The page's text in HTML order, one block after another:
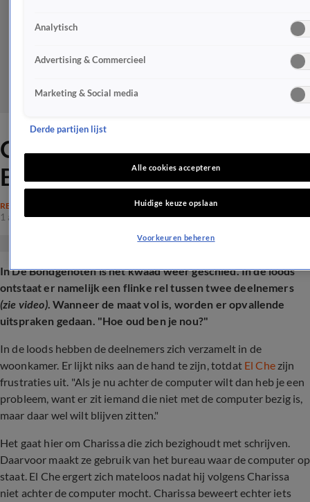
Opnieuw bonje in De
Bondgenoten: 'Rare vent'
REALITY
1 apr 2025, 15:00
In De Bondgenoten is het kwaad weer geschied. In de loods
ontstaat er namelijk een flinke rel tussen twee deelnemers
(zie video). Wanneer de maat vol is, worden er opvallende
uitspraken gedaan. "Hoe oud ben je nou?"
In de loods hebben de deelnemers zich verzamelt in de
woonkamer. Er lijkt niks aan de hand te zijn, totdat El Chezijn
frustraties uit. "Als je nu achter de computer wilt dan heb je een
probleem, want er zit iemand die niet met de computer bezig is,
maar daar wel wilt blijven zitten."
Het gaat hier om Charissa die zich bezighoudt met schrijven.
Daarvoor maakt ze gebruik van het bureau waar de computer op
staat. El Che ergert zich mateloos nadat hij volgens Charissa
niet achter de computer mocht. Charissa beweert echter iets
Analytisch
Advertising & Commercieel
Marketing & Social media
Derde partijen lijst
Alle cookies accepteren
Huidige keuze opslaan
Voorkeuren beheren